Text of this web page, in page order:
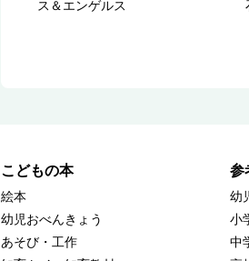
ス＆エンゲルス
こどもの本
絵本
幼児おべんきょう
あそび・工作
参
幼
小
中